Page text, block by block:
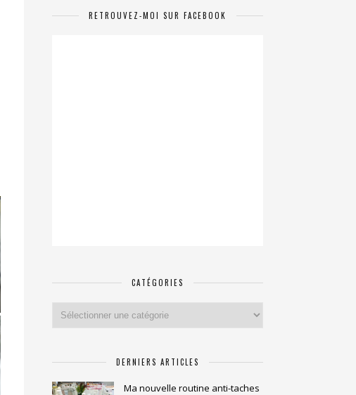
RETROUVEZ-MOI SUR FACEBOOK
CATÉGORIES
DERNIERS ARTICLES
Ma nouvelle routine anti-taches